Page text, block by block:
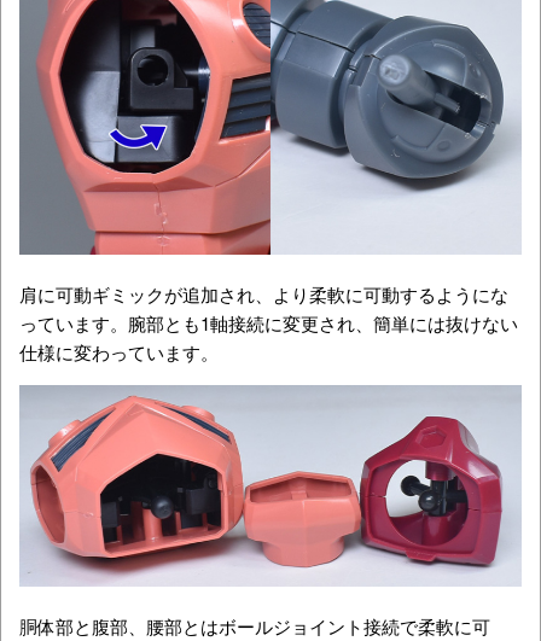
肩に可動ギミックが追加され、より柔軟に可動するようにな
っています。腕部とも1軸接続に変更され、簡単には抜けない
仕様に変わっています。
胴体部と腹部、腰部とはボールジョイント接続で柔軟に可